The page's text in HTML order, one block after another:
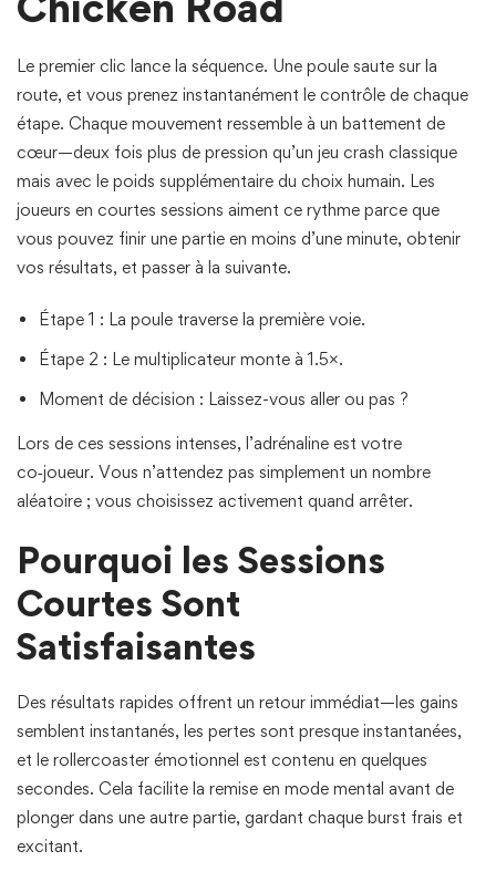
Le premier clic lance la séquence. Une poule saute sur la
route, et vous prenez instantanément le contrôle de chaque
étape. Chaque mouvement ressemble à un battement de
cœur—deux fois plus de pression qu’un jeu crash classique
mais avec le poids supplémentaire du choix humain. Les
joueurs en courtes sessions aiment ce rythme parce que
vous pouvez finir une partie en moins d’une minute, obtenir
vos résultats, et passer à la suivante.
Étape 1 : La poule traverse la première voie.
Étape 2 : Le multiplicateur monte à 1.5×.
Moment de décision : Laissez-vous aller ou pas ?
Lors de ces sessions intenses, l’adrénaline est votre
co‑joueur. Vous n’attendez pas simplement un nombre
aléatoire ; vous choisissez activement quand arrêter.
Pourquoi les Sessions
Courtes Sont
Satisfaisantes
Des résultats rapides offrent un retour immédiat—les gains
semblent instantanés, les pertes sont presque instantanées,
et le rollercoaster émotionnel est contenu en quelques
secondes. Cela facilite la remise en mode mental avant de
plonger dans une autre partie, gardant chaque burst frais et
excitant.